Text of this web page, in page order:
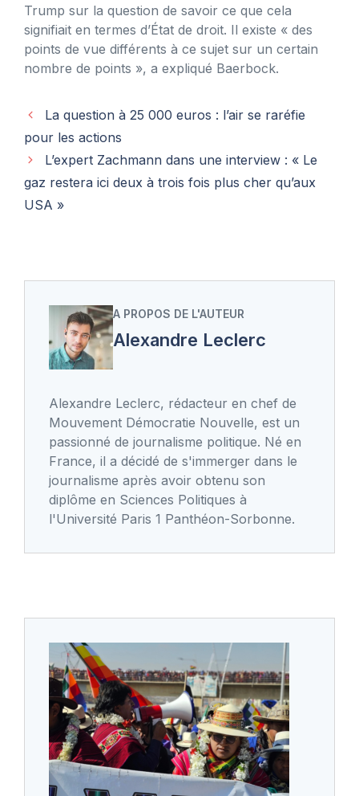
Trump sur la question de savoir ce que cela
signifiait en termes d’État de droit. Il existe « des
points de vue différents à ce sujet sur un certain
nombre de points », a expliqué Baerbock.
La question à 25 000 euros : l’air se raréfie
pour les actions
L’expert Zachmann dans une interview : « Le
gaz restera ici deux à trois fois plus cher qu’aux
USA »
A PROPOS DE L'AUTEUR
Alexandre Leclerc
Alexandre Leclerc, rédacteur en chef de
Mouvement Démocratie Nouvelle, est un
passionné de journalisme politique. Né en
France, il a décidé de s'immerger dans le
journalisme après avoir obtenu son
diplôme en Sciences Politiques à
l'Université Paris 1 Panthéon-Sorbonne.